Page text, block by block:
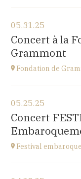
Cuse-et-Adrisans
(25680)
at20H
05.31.25
Concert à la
Grammont
Fondation de
Fondation de
205 rue de l'Hôpital,
at14H
05.25.25
Concert
Festival